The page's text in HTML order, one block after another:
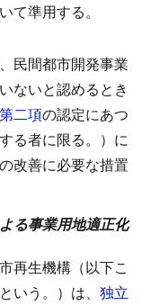
て準用する。
民間都市開発事業
ないと認めるとき
二項の認定にあつ
る者に限る。）に
改善に必要な措置
る事業用地適正化
再生機構（以下こ
いう。）は、 独立